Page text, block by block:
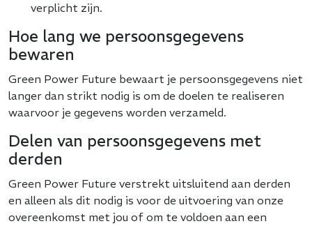
verplicht zijn.
Hoe lang we persoonsgegevens
bewaren
Green Power Future bewaart je persoonsgegevens niet
langer dan strikt nodig is om de doelen te realiseren
waarvoor je gegevens worden verzameld.
Delen van persoonsgegevens met
derden
Green Power Future verstrekt uitsluitend aan derden
en alleen als dit nodig is voor de uitvoering van onze
overeenkomst met jou of om te voldoen aan een